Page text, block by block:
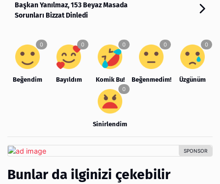
Başkan Yanılmaz, 153 Beyaz Masada
Sorunları Bizzat Dinledi
Beğendim Bayıldım Komik Bu! Beğenmedim! Üzgünüm
Sinirlendim
Bunlar da ilginizi çekebilir